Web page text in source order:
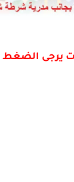
يرجى الضغط